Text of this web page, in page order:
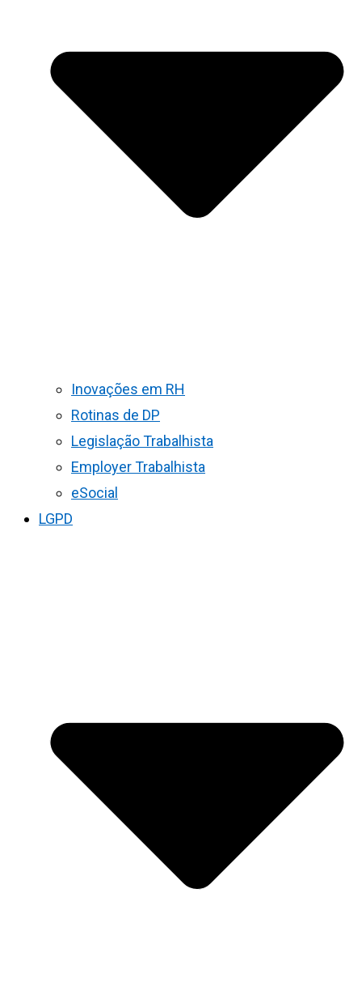
Inovações em RH
Rotinas de DP
Legislação Trabalhista
Employer Trabalhista
eSocial
LGPD